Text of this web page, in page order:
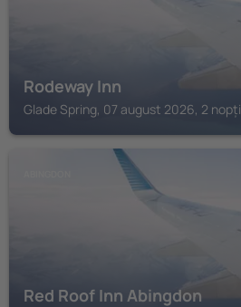
Rodeway Inn
Glade Spring, 07 august 2026, 2 nopți
Red Roof Inn Abingdon